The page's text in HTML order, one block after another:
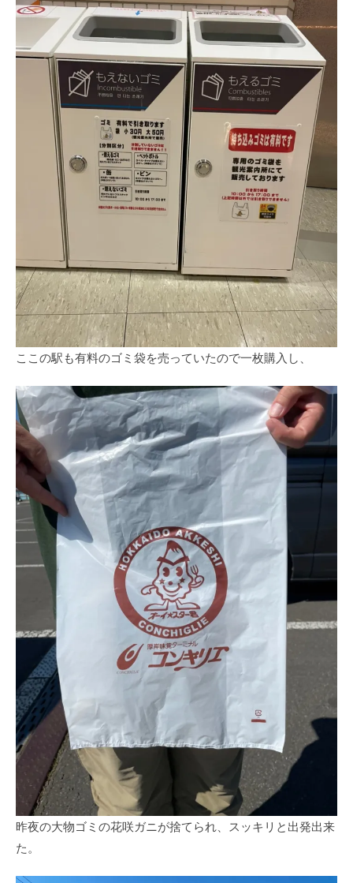
ここの駅も有料のゴミ袋を売っていたので一枚購入し、
昨夜の大物ゴミの花咲ガニが捨てられ、スッキリと出発出来
た。